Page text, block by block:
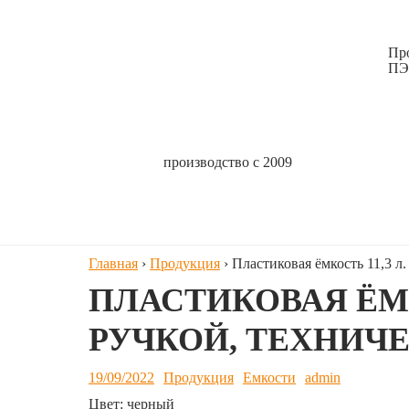
производство с 2009
Главная › Продукция › Пластиковая ёмкость 11,3
ПЛАСТИКОВАЯ
РУЧКОЙ,
19/09/2022 Продукция Емкости
admin
Цвет: черный